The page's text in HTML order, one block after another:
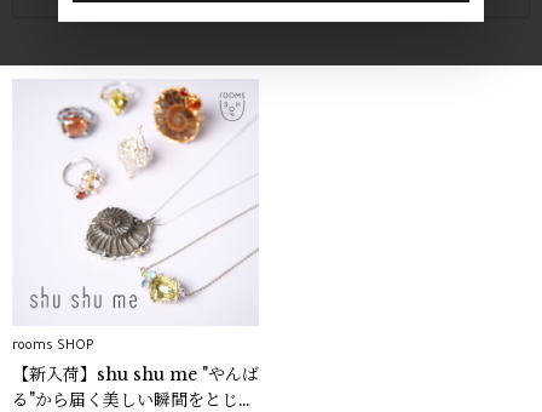
rooms SHOP
【新入荷】shu shu me "やんば
る"から届く美しい瞬間をとじ込